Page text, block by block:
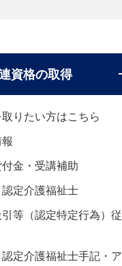
資格の取得
りたい方はこちら
金・受講補助
認定介護福祉士
等（認定特定行為）従
認定介護福祉士手記・ア